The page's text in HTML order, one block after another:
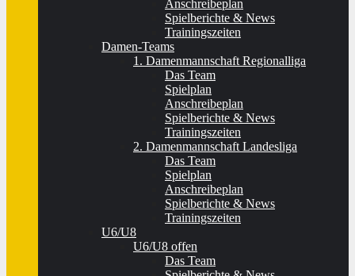
Anschreibeplan
Spielberichte & News
Trainingszeiten
Damen-Teams
1. Damenmannschaft Regionalliga
Das Team
Spielplan
Anschreibeplan
Spielberichte & News
Trainingszeiten
2. Damenmannschaft Landesliga
Das Team
Spielplan
Anschreibeplan
Spielberichte & News
Trainingszeiten
U6/U8
U6/U8 offen
Das Team